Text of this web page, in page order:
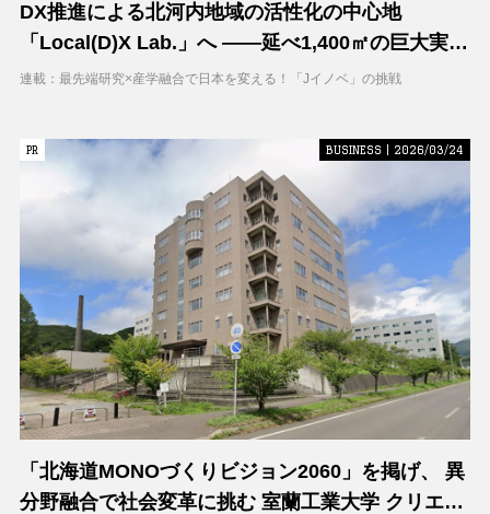
DX推進による北河内地域の活性化の中心地
「Local(D)X Lab.」へ ――延べ1,400㎡の巨大実証
空間で地域DXに挑む 大阪工業大学 DXフィールド
連載：最先端研究×産学融合で日本を変える！「Jイノベ」の挑戦
PR
PR BUSINESS | 2026/03/24
「北海道MONOづくりビジョン2060」を掲げ、 異
分野融合で社会変革に挑む 室蘭工業大学 クリエイ